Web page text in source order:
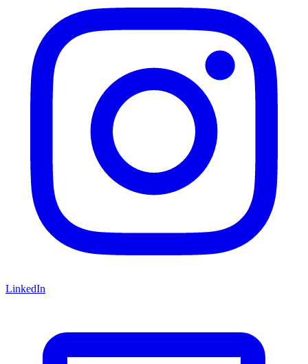
LinkedIn